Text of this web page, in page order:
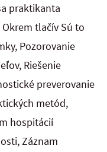
praktikanta
tlačív Sú to
Pozorovanie
Riešenie
preverovanie
metód,
hospitácií
Záznam